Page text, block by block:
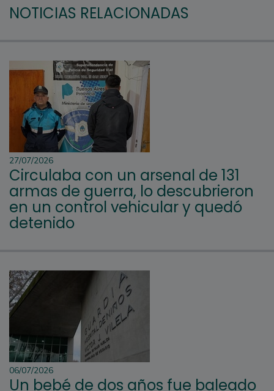
NOTICIAS RELACIONADAS
27/07/2026
Circulaba con un arsenal de 131
armas de guerra, lo descubrieron
en un control vehicular y quedó
detenido
06/07/2026
Un bebé de dos años fue baleado